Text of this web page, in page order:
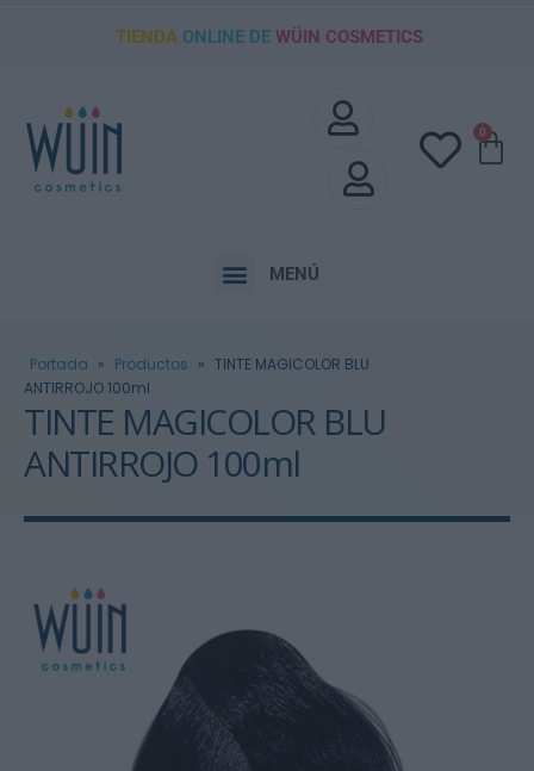
TIENDAONLINE DE WÜIN COSMETICS
0
MENÚ
Portada » Productos » TINTE MAGICOLOR BLU
ANTIRROJO 100ml
TINTE MAGICOLOR BLU
ANTIRROJO 100ml